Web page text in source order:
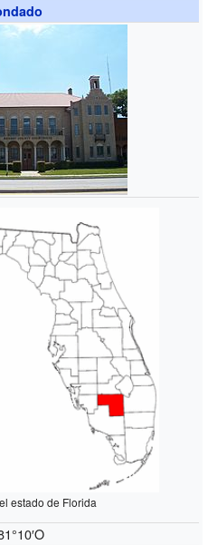
estado de Florida